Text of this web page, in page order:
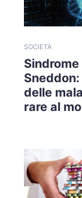
SOCIETÀ
Sindrome
Sneddon:
delle
rare al